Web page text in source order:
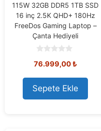
115W 32GB DDR5 1TB SSD
16 inç 2.5K QHD+ 180Hz
FreeDos Gaming Laptop –
Çanta Hediyeli
o
t
o
f
5
76.999,00₺
Sepete Ekle